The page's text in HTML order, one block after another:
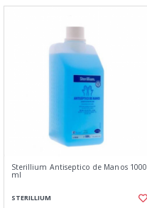
Sterillium Antiseptico de Manos 1000
ml
STERILLIUM